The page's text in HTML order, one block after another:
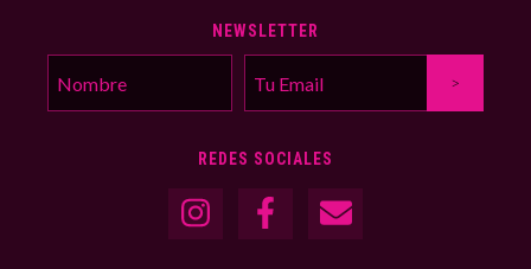
NEWSLETTER
REDES SOCIALES